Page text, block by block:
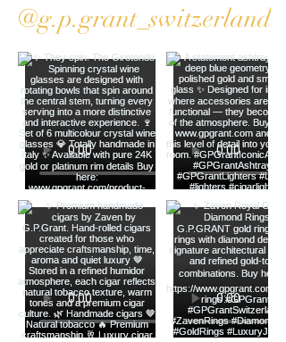
G.P.Grant: Die Kunst Des
Luxus In Der Welt Des
Räucherzubehör - Luxus
Humidor, Aschenbecher
& Feuer
@g.p.grant_switzerland